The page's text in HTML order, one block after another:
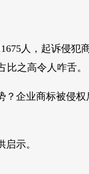
人，起诉侵犯
之高令人咋舌。
？企业商标被侵权
示。